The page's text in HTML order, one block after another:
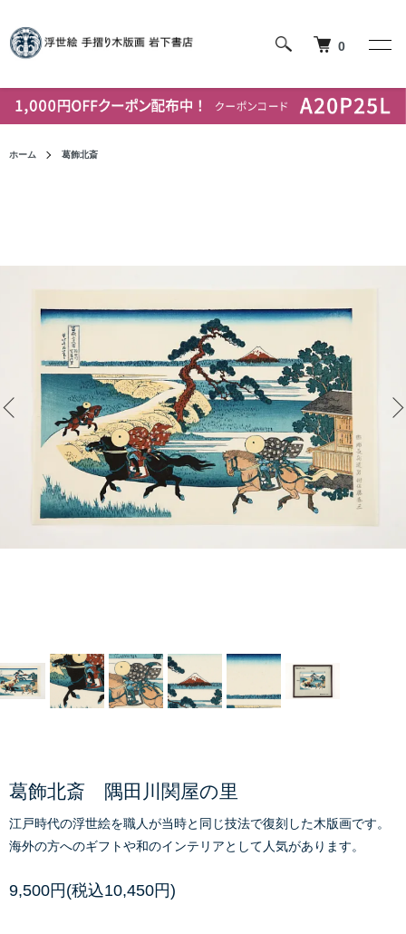
0
ホーム 葛飾北斎
葛飾北斎 隅田川関屋の里
江戸時代の浮世絵を職人が当時と同じ技法で復刻した木版画です。
海外の方へのギフトや和のインテリアとして人気があります。
9,500円(税込10,450円)